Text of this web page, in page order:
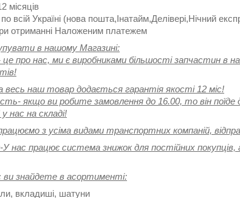
місяців
всій Україні (нова пошта,Інатайм,Делівері,Нічний
отриманні Наложеним платежем
в нашому Магазині:
- це про нас, ми є виробниками більшості запчастин в
весь наш товар додається гарантія якості 12 міс!
якщо ви робите замовлення до 16.00, то він
на складі!
з усіма видами транспортних компаній,
У нас працює система знижок для постійних
ви знайдете в асортименті:
вкладиші, шатуни